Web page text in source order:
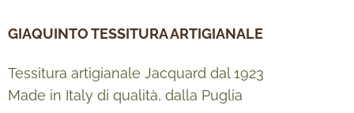
GIAQUINTO TESSITURA ARTIGIANALE
Tessitura artigianale Jacquard dal 1923
Made in Italy di qualità, dalla Puglia